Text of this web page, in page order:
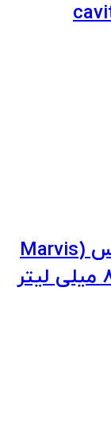
خمیر دندان نقره ای مارویس (Marvis